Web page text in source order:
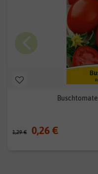
1,29 € 0,26 €